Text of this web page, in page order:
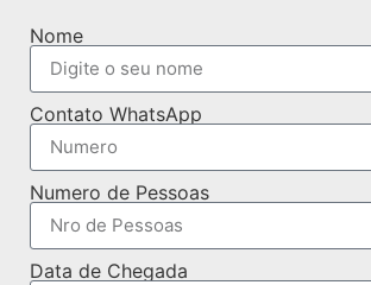
Nome
Contato WhatsApp
Numero de Pessoas
Data de Chegada